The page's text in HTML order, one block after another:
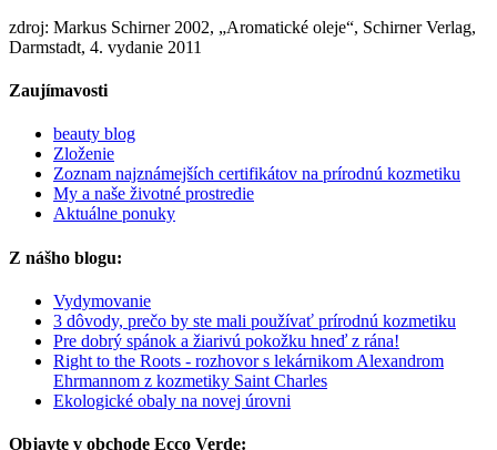
zdroj: Markus Schirner 2002, „Aromatické oleje“, Schirner Verlag,
Darmstadt, 4. vydanie 2011
Zaujímavosti
beauty blog
Zloženie
Zoznam najznámejších certifikátov na prírodnú kozmetiku
My a naše životné prostredie
Aktuálne ponuky
Z nášho blogu:
Vydymovanie
3 dôvody, prečo by ste mali používať prírodnú kozmetiku
Pre dobrý spánok a žiarivú pokožku hneď z rána!
Right to the Roots - rozhovor s lekárnikom Alexandrom
Ehrmannom z kozmetiky Saint Charles
Ekologické obaly na novej úrovni
Objavte v obchode Ecco Verde: